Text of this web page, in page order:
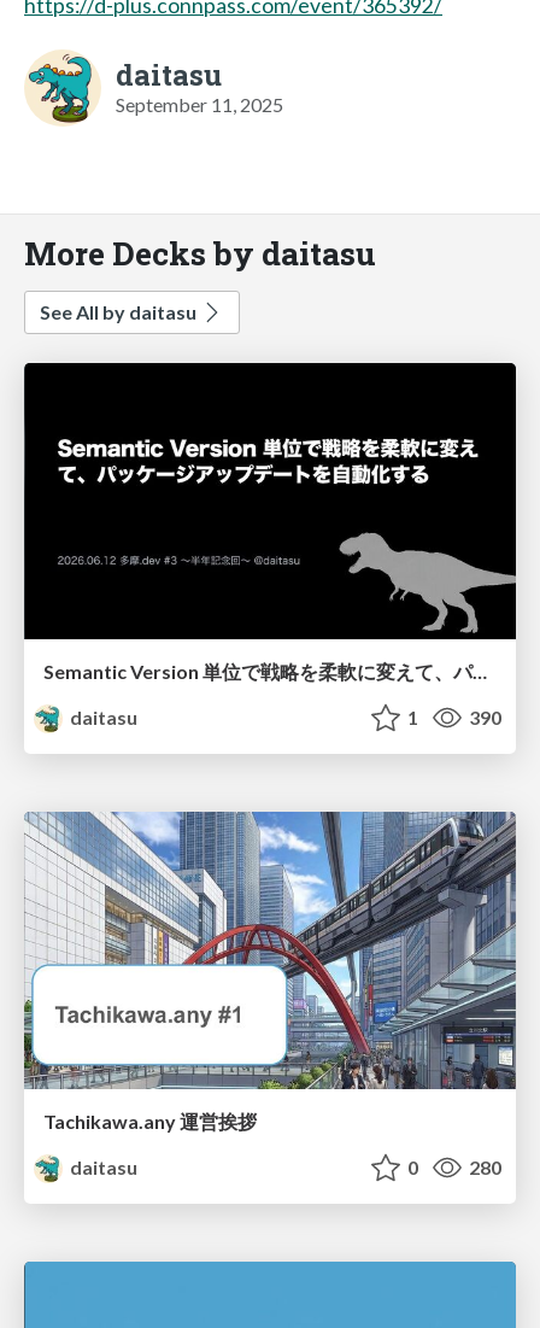
https://d-plus.connpass.com/event/365392/
daitasu
September 11, 2025
More Decks by daitasu
See All by daitasu
Semantic Version 単位で戦略を柔軟に変えて、パッケージアップデートを自動化する
daitasu
1 390
Tachikawa.any 運営挨拶
daitasu
0 280